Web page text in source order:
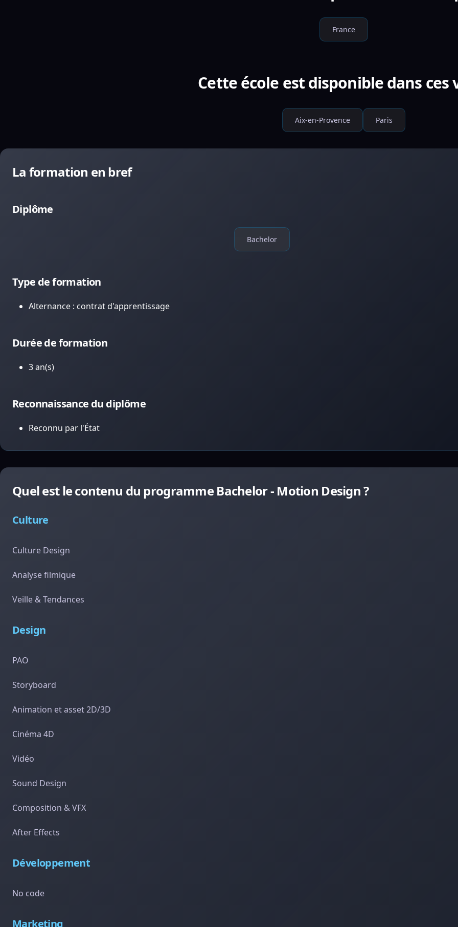
France
Cette école est disponible dans ces
Aix-en-Provence Paris
La formation en bref
Diplôme
Bachelor
Type de formation
Alternance : contrat d'apprentissage
Durée de formation
3 an(s)
Reconnaissance du diplôme
Reconnu par l'État
Quel est le contenu du programme Bachelor - Motion Design ?
Culture
Culture Design
Analyse filmique
Veille & Tendances
Design
PAO
Storyboard
Animation et asset 2D/3D
Cinéma 4D
Vidéo
Sound Design
Composition & VFX
After Effects
Développement
No code
Marketing